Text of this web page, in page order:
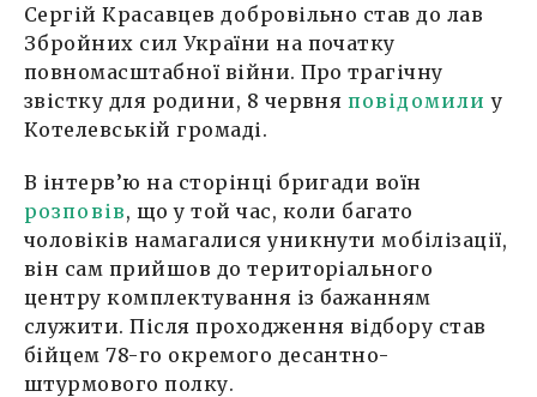
Сергій Красавцев добровільно став до лав
Збройних сил України на початку
повномасштабної війни. Про трагічну
звістку для родини, 8 червня повідомили у
Котелевській громаді.
В інтерв’ю на сторінці бригади воїн
розповів, що у той час, коли багато
чоловіків намагалися уникнути мобілізації,
він сам прийшов до територіального
центру комплектування із бажанням
служити. Після проходження відбору став
бійцем 78-го окремого десантно-
штурмового полку.